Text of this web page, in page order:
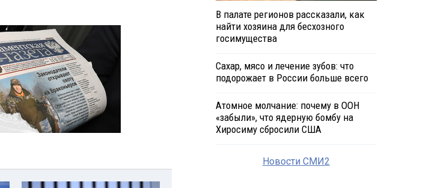
В палате регионов рассказали, как
найти хозяина для бесхозного
госимущества
Сахар, мясо и лечение зубов: что
подорожает в России больше всего
Атомное молчание: почему в ООН
«забыли», что ядерную бомбу на
Хиросиму сбросили США
Новости СМИ2